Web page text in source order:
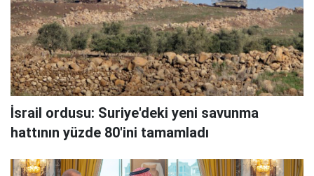
İsrail ordusu: Suriye'deki yeni savunma
hattının yüzde 80'ini tamamladı